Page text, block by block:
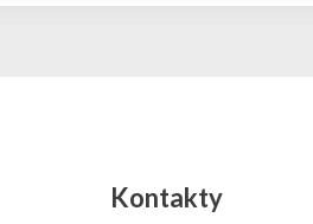
Kontakty